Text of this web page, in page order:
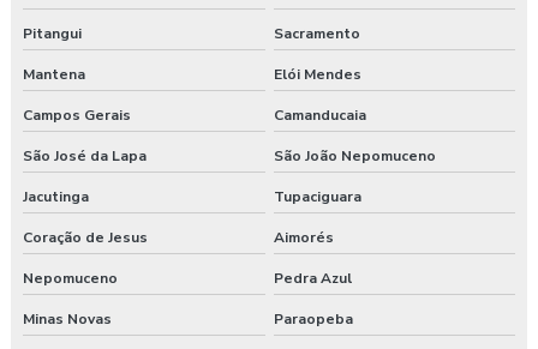
Programa de gerenciamento de riscos ocupacionais
Programa pgr
Programa de prevenção de riscos ergonômicos
Programas de segurança do trabalho na construção civil
Proposta de consultoria segurança do trabalho
Segurança e medicina do trabalho
Pitangui Sacramento
Mantena Elói Mendes
Campos Gerais Camanducaia
São José da Lapa São João Nepomuceno
Jacutinga Tupaciguara
Coração de Jesus Aimorés
Nepomuceno Pedra Azul
Minas Novas Paraopeba